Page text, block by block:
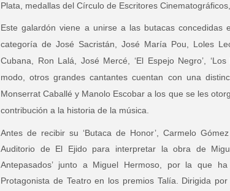
Plata, medallas del Círculo de Escritores
Este galardón viene a unirse a las butacas concedidas
categoría de José Sacristán, José María Pou, Loles
Cubana, Ron Lalá, José Mercé, ‘El Espejo Negro’,
modo, otros grandes cantantes cuentan con una
Monserrat Caballé y Manolo Escobar a los que se les
contribución a la historia de la música.
Antes de recibir su ‘Butaca de Honor’, Carmelo
Auditorio de El Ejido para interpretar la obra de
Antepasados’ junto a Miguel Hermoso, por la que
Protagonista de Teatro en los premios Talía. Dirigida